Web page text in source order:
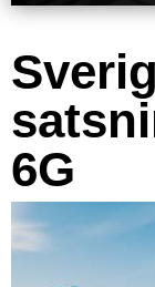
6G